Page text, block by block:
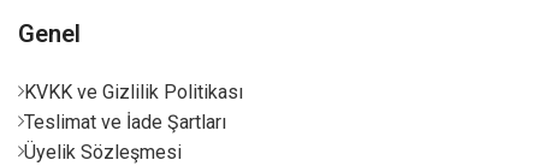
Genel
KVKK ve Gizlilik Politikası
Teslimat ve İade Şartları
Üyelik Sözleşmesi